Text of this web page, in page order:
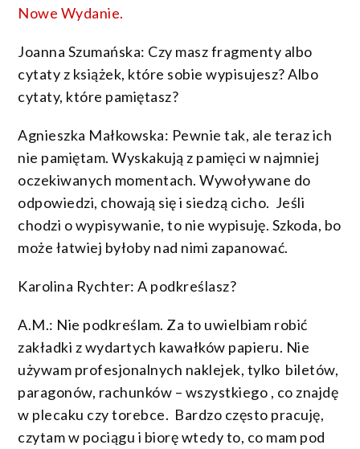
Nowe Wydanie.
Joanna Szumańska: Czy masz fragmenty albo
cytaty z książek, które sobie wypisujesz? Albo
cytaty, które pamiętasz?
Agnieszka Małkowska: Pewnie tak, ale teraz ich
nie pamiętam. Wyskakują z pamięci w najmniej
oczekiwanych momentach. Wywoływane do
odpowiedzi, chowają się i siedzą cicho. Jeśli
chodzi o wypisywanie, to nie wypisuję. Szkoda, bo
może łatwiej byłoby nad nimi zapanować.
Karolina Rychter: A podkreślasz?
A.M.: Nie podkreślam. Za to uwielbiam robić
zakładki z wydartych kawałków papieru. Nie
używam profesjonalnych naklejek, tylko biletów,
paragonów, rachunków – wszystkiego , co znajdę
w plecaku czy torebce. Bardzo często pracuję,
czytam w pociągu i biorę wtedy to, co mam pod